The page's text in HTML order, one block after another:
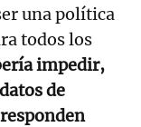
una política
todos los
impedir,
de